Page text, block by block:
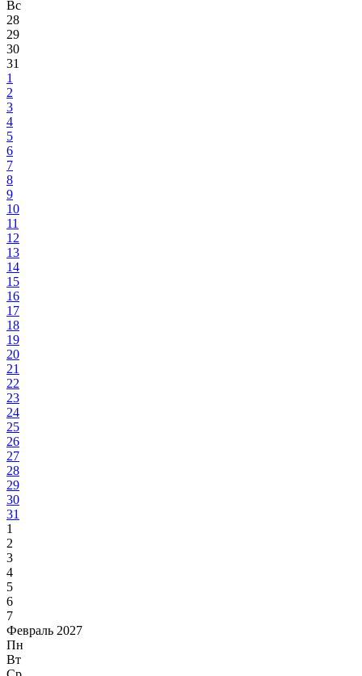
Вс
28
29
30
31
1
2
3
4
5
6
7
8
9
10
11
12
13
14
15
16
17
18
19
20
21
22
23
24
25
26
27
28
29
30
31
1
2
3
4
5
6
7
Февраль 2027
Пн
Вт